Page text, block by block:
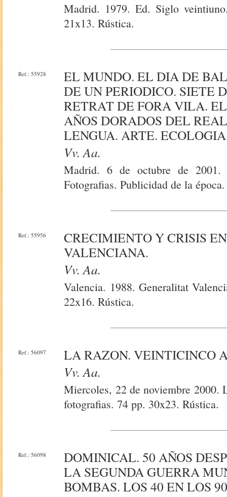
Madrid. 1979. Ed. Siglo
21x13. Rústica.
Ref.: 55928
EL MUNDO. EL DIA DE
DE UN PERIODICO. SIETE
RETRAT DE FORA VILA.
AÑOS DORADOS DEL
LENGUA. ARTE.
Vv. Aa.
Madrid. 6 de octubre de
Fotografias. Publicidad de la
Ref.: 55956
CRECIMIENTO Y CRISIS
VALENCIANA.
Vv. Aa.
Valencia. 1988. Generalitat
22x16. Rústica.
Ref.: 56097
LA RAZON. VEINTICINCO
Vv. Aa.
Miercoles, 22 de noviembre
fotografias. 74 pp. 30x23. Rústica.
Ref.: 56098
DOMINICAL. 50 AÑOS
LA SEGUNDA GUERRA
BOMBAS. LOS 40 EN LOS